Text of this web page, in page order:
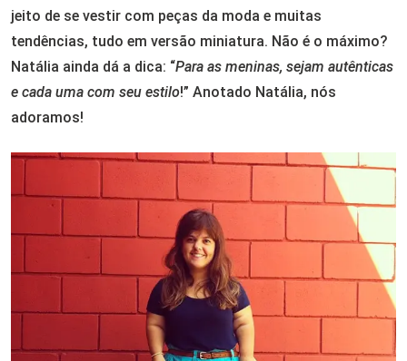
jeito de se vestir com peças da moda e muitas
tendências, tudo em versão miniatura. Não é o máximo?
Natália ainda dá a dica: “Para as meninas, sejam autênticas
e cada uma com seu estilo!” Anotado Natália, nós
adoramos!